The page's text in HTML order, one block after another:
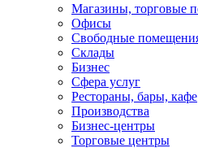
Магазины, торговые
Офисы
Свободные
Склады
Бизнес
Сфера услуг
Рестораны, бары, кафе
Производства
Бизнес-центры
Торговые центры